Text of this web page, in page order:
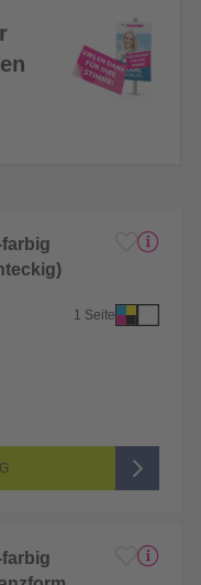
1 Seite
Rückseite unbedruckt)